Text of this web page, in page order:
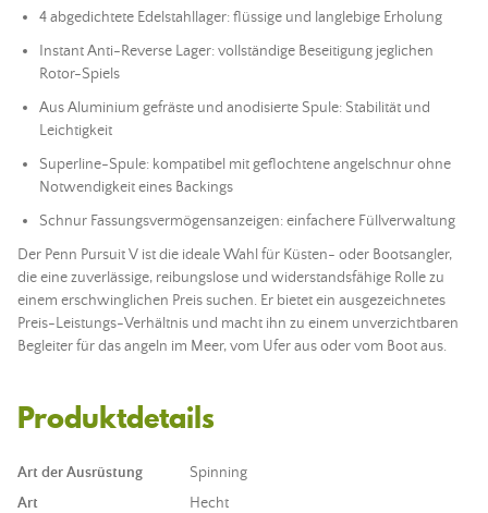
4 abgedichtete Edelstahllager: flüssige und langlebige Erholung
Instant Anti-Reverse Lager: vollständige Beseitigung jeglichen
Rotor-Spiels
Aus Aluminium gefräste und anodisierte Spule: Stabilität und
Leichtigkeit
Superline-Spule: kompatibel mit geflochtene angelschnur ohne
Notwendigkeit eines Backings
Schnur Fassungsvermögensanzeigen: einfachere Füllverwaltung
Der Penn Pursuit V ist die ideale Wahl für Küsten- oder Bootsangler,
die eine zuverlässige, reibungslose und widerstandsfähige Rolle zu
einem erschwinglichen Preis suchen. Er bietet ein ausgezeichnetes
Preis-Leistungs-Verhältnis und macht ihn zu einem unverzichtbaren
Begleiter für das angeln im Meer, vom Ufer aus oder vom Boot aus.
Produktdetails
Art der Ausrüstung
Spinning
Art
Hecht